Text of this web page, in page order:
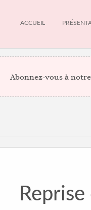
ACCUEIL
Abonnez-vous à